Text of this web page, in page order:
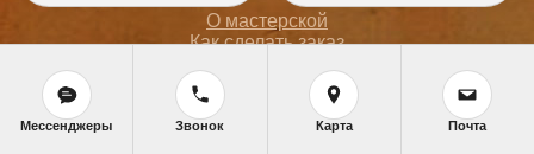
О мастерской
Как сделать заказ
Политика конфиденциальности
Согласие на обработку персональных данных
Политика обработки персональных данных
Мессенджеры Звонок Карта Почта